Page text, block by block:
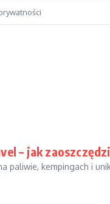
– jak
paliwie, kempingach i